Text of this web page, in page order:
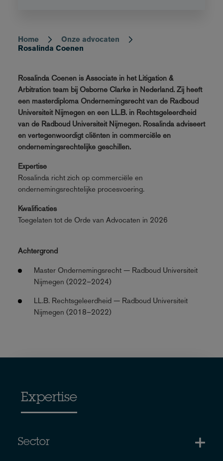
Breadcrumb
Home
Onze advocaten
Rosalinda Coenen
Rosalinda Coenen is Associate in het Litigation &
Arbitration team bij Osborne Clarke in Nederland. Zij heeft
een masterdiploma Ondernemingsrecht van de Radboud
Universiteit Nijmegen en een LL.B. in Rechtsgeleerdheid
van de Radboud Universiteit Nijmegen. Rosalinda adviseert
en vertegenwoordigt cliënten in commerciële en
ondernemingsrechtelijke geschillen.
Expertise
Rosalinda richt zich op commerciële en
ondernemingsrechtelijke procesvoering.
Kwalificaties
Toegelaten tot de Orde van Advocaten in 2026
Achtergrond
Master Ondernemingsrecht — Radboud Universiteit
Nijmegen (2022–2024)
LL.B. Rechtsgeleerdheid — Radboud Universiteit
Nijmegen (2018–2022)
Expertise
Sector